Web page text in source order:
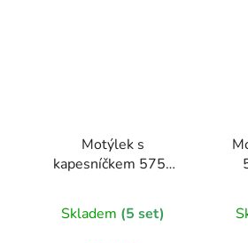
Motýlek s
kapesníčkem 575-
Skladem (5 set)